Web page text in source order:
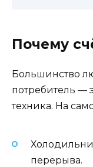
Почему
Большинство
потребитель —
техника. На
перерыва.